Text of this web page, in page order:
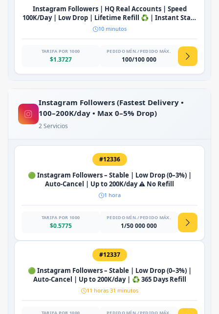
Instagram Followers | HQ Real Accounts | Speed
100K/Day | Low Drop | Lifetime Refill ♻️ | Instant Start
🔥
10 minutos
TARIFA POR 1000
$1.3727
PEDIDO MÍN./PEDIDO MÁX.
100/100 000
Instagram Followers (Fastest Delivery •
100–200K/day • Max 0–5% Drop)
2 Servicios
#12336
🟢 Instagram Followers – Stable | Low Drop (0–3%) |
Auto-Cancel | Up to 200K/day ⚠️ No Refill
1 hora
TARIFA POR 1000
$0.5775
PEDIDO MÍN./PEDIDO MÁX.
1/50 000 000
#12337
🟢 Instagram Followers – Stable | Low Drop (0–3%) |
Auto-Cancel | Up to 200K/day | ♻️ 365 Days Refill
11 horas 31 minutos